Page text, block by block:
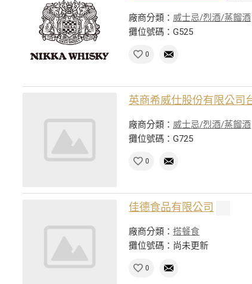
廠商分類： 威士忌/烈酒/蒸餾酒
攤位號碼：G525
0
英商希威仕股份有限公司
廠商分類： 威士忌/烈酒/蒸餾酒
攤位號碼：G725
0
佳德食品有限公司
廠商分類：搭餐食
攤位號碼：尚未更新
0